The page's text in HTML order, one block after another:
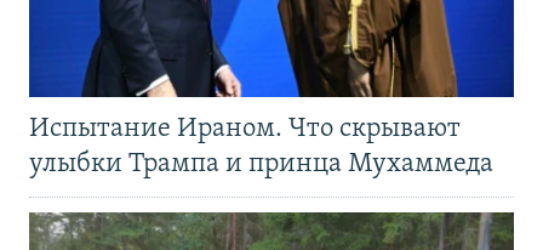
Испытание Ираном. Что скрывают
улыбки Трампа и принца Мухаммеда